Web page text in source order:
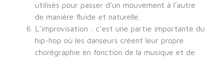
utilisés pour passer d’un mouvement à l’autre
de manière fluide et naturelle.
L’improvisation : c’est une partie importante du
hip-hop où les danseurs créent leur propre
chorégraphie en fonction de la musique et de